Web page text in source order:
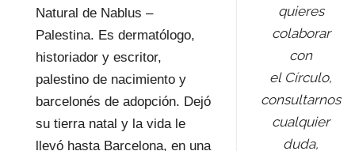
Natural de Nablus –
Palestina. Es dermatólogo,
historiador y escritor,
palestino de nacimiento y
barcelonés de adopción. Dejó
su tierra natal y la vida le
llevó hasta Barcelona, en una
quieres
colaborar
con
el Círculo,
consultarnos
cualquier
duda,